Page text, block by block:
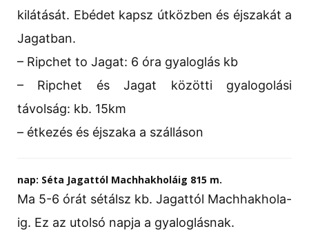
kilátását. Ebédet kapsz útközben és éjszakát a
Jagatban.
– Ripchet to Jagat: 6 óra gyaloglás kb
– Ripchet és Jagat közötti gyalogolási
távolság: kb. 15km
– étkezés és éjszaka a szálláson
nap: Séta Jagattól Machhakholáig 815 m.
Ma 5-6 órát sétálsz kb. Jagattól Machhakhola-
ig. Ez az utolsó napja a gyaloglásnak.